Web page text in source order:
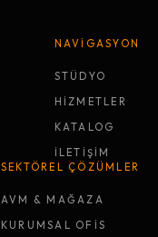
NAVİGASYON
STÜDYO
HİZMETLER
KATALOG
İLETİŞİM
SEKTÖREL ÇÖZÜMLER
AVM & MAĞAZA
KURUMSAL OFİS